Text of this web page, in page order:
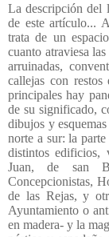
La descripción del
de este artículo...
trata de un
cuanto atraviesa
arruinadas,
callejas con
principales hay
de su significado,
dibujos y
norte a sur: la
distintos edificios,
Juan, de san
Concepcionistas,
de las Rejas, y
Ayuntamiento o
en madera- y la